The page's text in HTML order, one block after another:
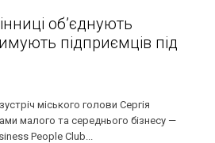
об’єднують
підприємців під
міського голови Сергія
малого та середнього бізнесу —
People Club...